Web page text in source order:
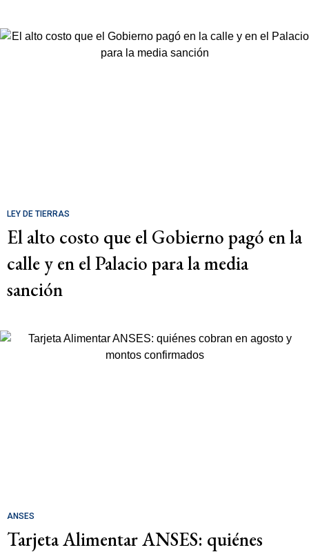
LEY DE TIERRAS
El alto costo que el Gobierno pagó en la
calle y en el Palacio para la media
sanción
ANSES
Tarjeta Alimentar ANSES: quiénes